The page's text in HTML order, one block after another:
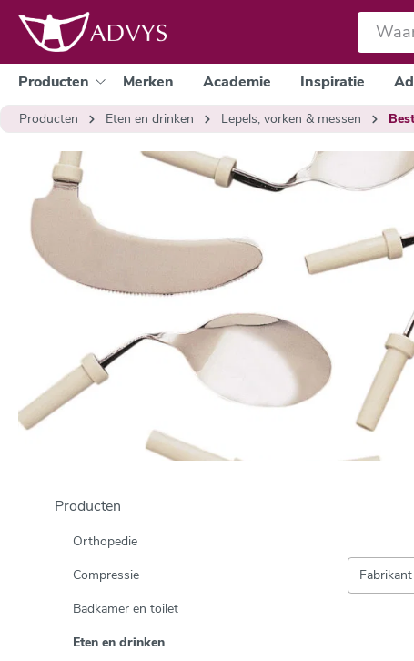
zoekopdracht Ga naar de hoofdnavigatie
Producten Merken Academie Inspiratie
Producten
Eten en drinken Lepels, vorken & messen
Producten
Orthopedie
Compressie
Badkamer en toilet
Eten en drinken
Fabrikant